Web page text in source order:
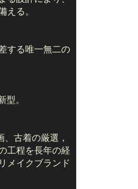
える。
する唯一無二の
型。
古着の厳選，
工程を長年の経
メイクブランド